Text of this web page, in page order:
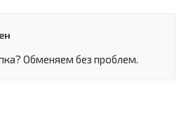
Обменяем без проблем.